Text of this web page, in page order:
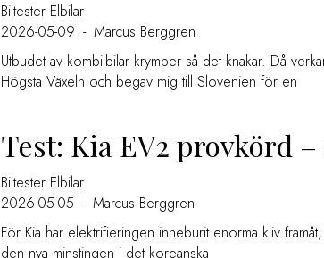
Biltester Elbilar
2026-05-09 - Marcus Berggren
Utbudet av kombi-bilar krymper så det knakar. Då
Högsta Växeln och begav mig till Slovenien för en
Test: Kia EV2 provkörd
Biltester Elbilar
2026-05-05 - Marcus Berggren
För Kia har elektrifieringen inneburit enorma kliv
den nya minstingen i det koreanska